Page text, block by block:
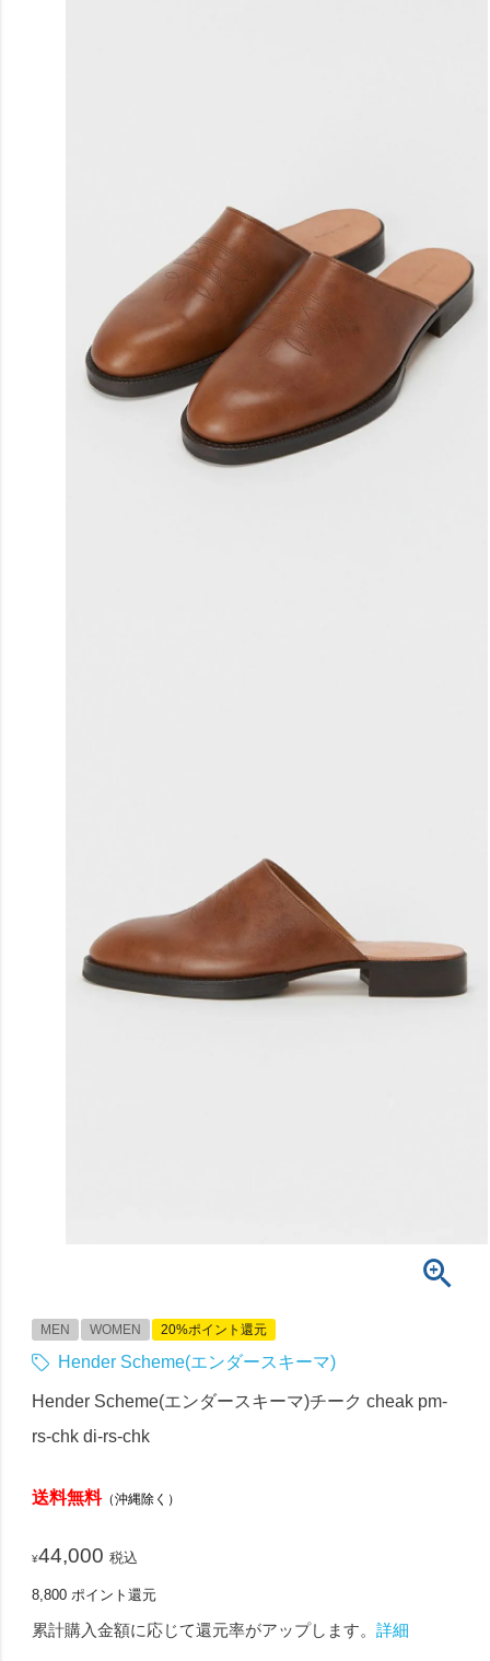
MEN WOMEN 20%ポイント還元
Hender Scheme(エンダースキーマ)
Hender Scheme(エンダースキーマ)チーク cheak pm-
rs-chk di-rs-chk
送料無料（沖縄除く）
¥44,000 税込
8,800 ポイント還元
累計購入金額に応じて還元率がアップします。詳細